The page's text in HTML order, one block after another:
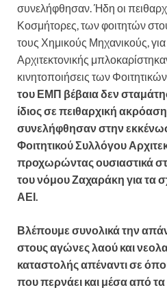
συνελήφθησαν. Ήδη οι
Κοσμήτορες, των φοιτητών
τους Χημικούς Μηχανικούς,
Αρχιτεκτονικής
κινητοποιήσεις των
του ΕΜΠ βέβαια δεν
ίδιος σε πειθαρχική
συνελήφθησαν στην
Φοιτητικού Συλλόγου
προχωρώντας ουσιαστικά
του νόμου Ζαχαράκη για τα
ΑΕΙ.
Βλέπουμε συνολικά την
στους αγώνες λαού και
καταστολής απέναντι σε
που περνάει και μέσα από τα